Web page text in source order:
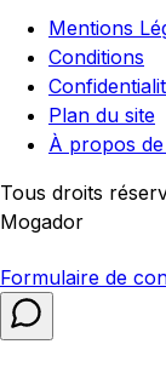
Mentions
Conditions
Plan du site
À propos
Tous droits
Mogador
Formulaire de